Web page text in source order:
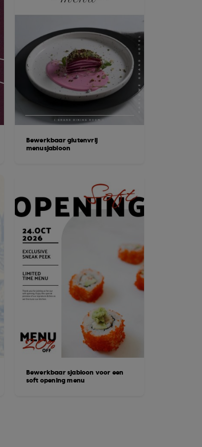
Bewerkbaar glutenvrij
menusjabloon
Bewerkbaar sjabloon voor een
soft opening menu